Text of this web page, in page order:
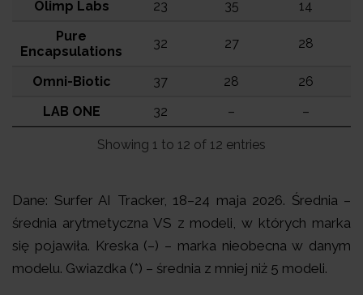
Olimp Labs
23 35
14
Pure
Encapsulations
32 27 28
Omni-Biotic 37 28
26
LAB ONE
32 – –
Showing 1 to 12 of 12 entries
Dane: Surfer AI Tracker, 18–24 maja 2026. Średnia –
średnia arytmetyczna VS z modeli, w których marka
się pojawiła. Kreska (–) – marka nieobecna w danym
modelu. Gwiazdka (*) – średnia z mniej niż 5 modeli.